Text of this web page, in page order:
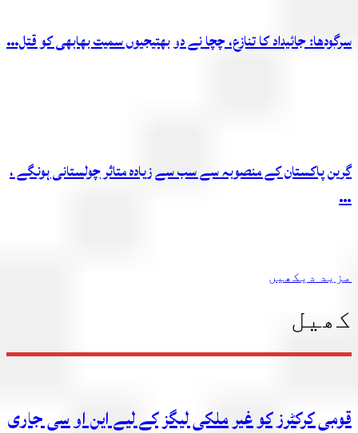
سرگودھا: جائیداد کا تنازع، چچا نے دو بھتیجیوں سمیت بھابھی کو قتل…
گرین پاکستان کے منصوبہ سے سب سے زیادہ متاثر چولستانی ہونگے ،
…
مزید دیکھیں
کھیل
قومی کرکٹرز کو غیر ملکی لیگز کے لیے این او سی جاری